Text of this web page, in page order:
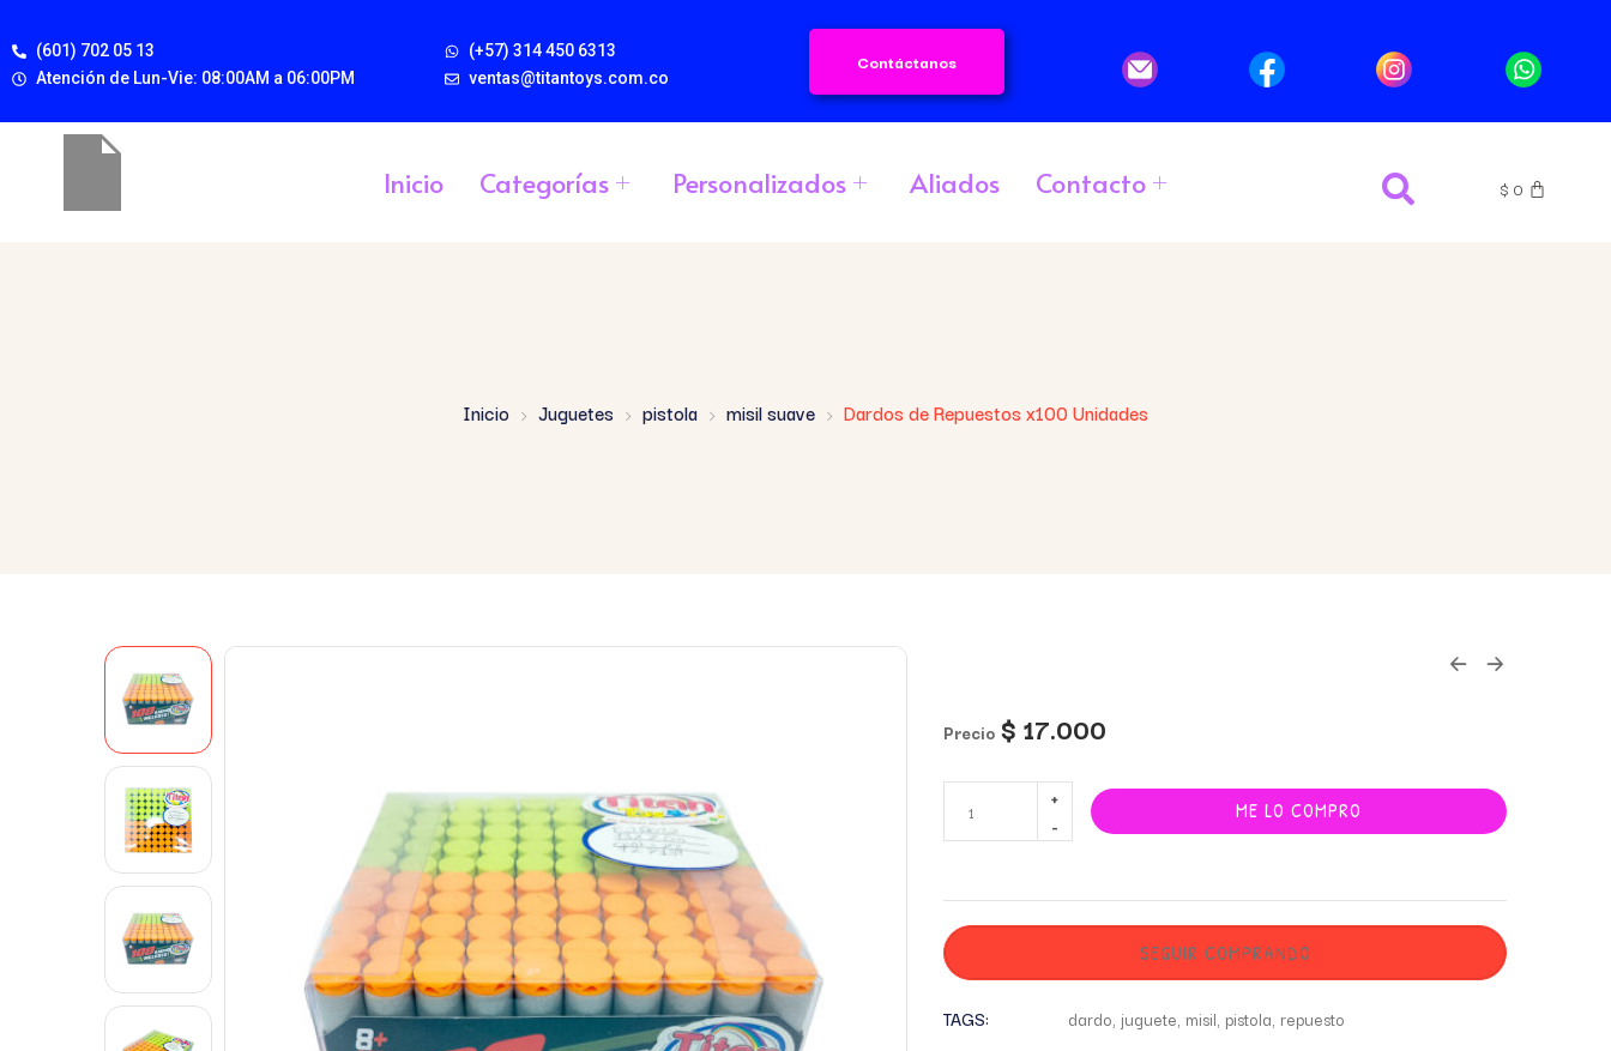
(601) 702 05 13
Atención de Lun-Vie: 08:00AM a 06:00PM
(+57) 314 450 6313
ventas@titantoys.com.co
Contáctanos
Inicio Categorías Personalizados Aliados Contacto $ 0
Inicio Juguetes pistola misil suave Dardos de Repuestos x100 Unidades
Precio $ 17.000
ME LO COMPRO
SEGUIR COMPRANDO
TAGS: dardo, juguete, misil, pistola, repuesto